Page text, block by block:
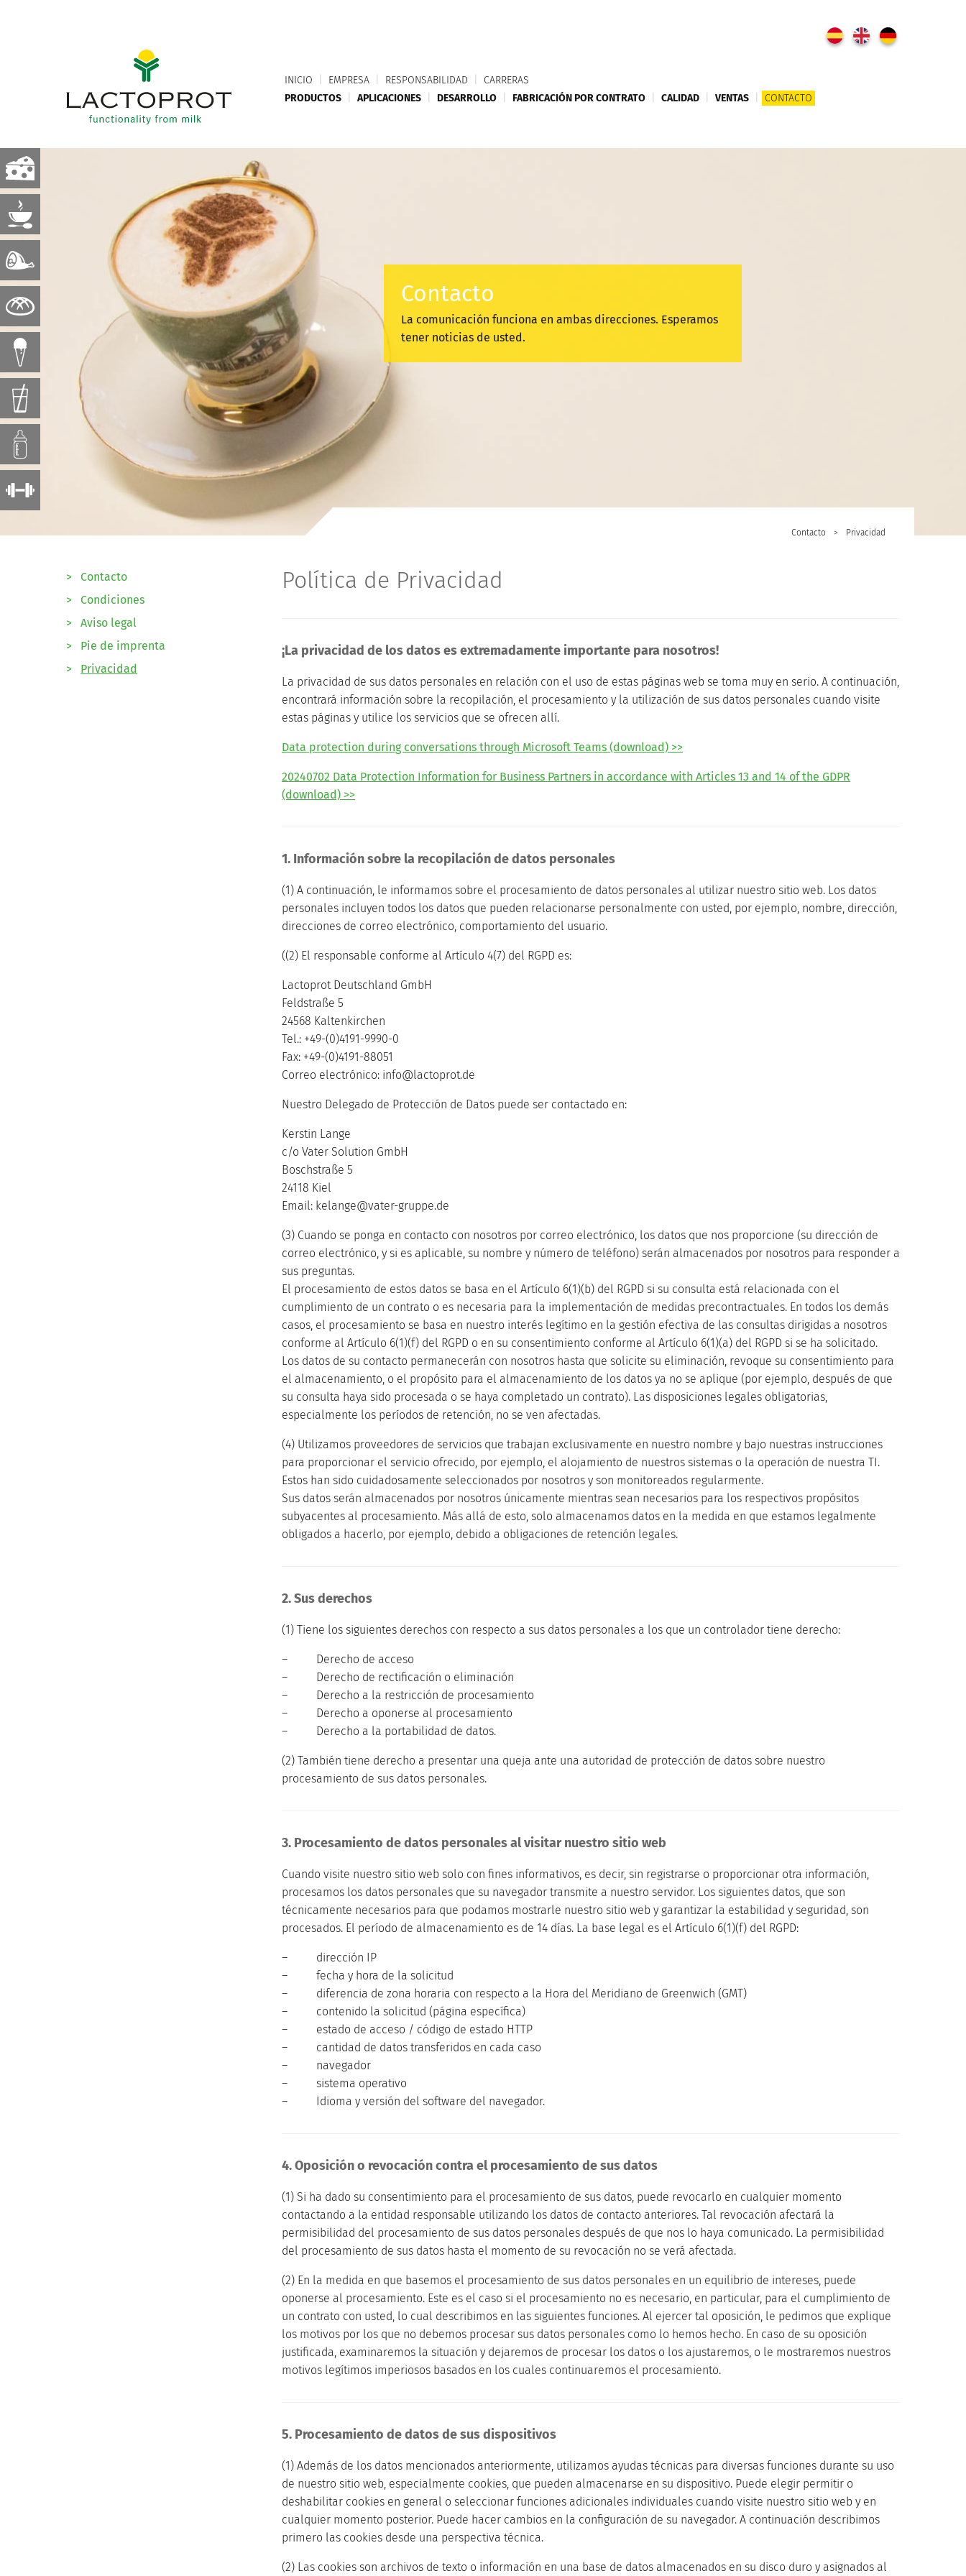
INICIO EMPRESA RESPONSABILIDAD
CARRERAS
PRODUCTOS
APLICACIONES DESARROLLO FABRICACIÓN POR CONTRATO CALIDAD VENTAS CONTACTO
Contacto
La comunicación funciona en ambas direcciones. Esperamos
tener noticias de usted.
Contacto > Privacidad
>
Contacto
>
Condiciones
>
Aviso legal
>
Pie de imprenta
>
Privacidad
Política de Privacidad
¡La privacidad de los datos es extremadamente importante para nosotros!
La privacidad de sus datos personales en relación con el uso de estas páginas web se toma muy en serio. A continuación,
encontrará información sobre la recopilación, el procesamiento y la utilización de sus datos personales cuando visite
estas páginas y utilice los servicios que se ofrecen allí.
Data protection during conversations through Microsoft Teams (download) >>
20240702 Data Protection Information for Business Partners in accordance with Articles 13 and 14 of the GDPR
(download) >>
1. Información sobre la recopilación de datos personales
(1) A continuación, le informamos sobre el procesamiento de datos personales al utilizar nuestro sitio web. Los datos
personales incluyen todos los datos que pueden relacionarse personalmente con usted, por ejemplo, nombre, dirección,
direcciones de correo electrónico, comportamiento del usuario.
((2) El responsable conforme al Artículo 4(7) del RGPD es:
Lactoprot Deutschland GmbH
Feldstraße 5
24568 Kaltenkirchen
Tel.: +49-(0)4191-9990-0
Fax: +49-(0)4191-88051
Correo electrónico: info@lactoprot.de
Nuestro Delegado de Protección de Datos puede ser contactado en:
Kerstin Lange
c/o Vater Solution GmbH
Boschstraße 5
24118 Kiel
Email: kelange@vater-gruppe.de
(3) Cuando se ponga en contacto con nosotros por correo electrónico, los datos que nos proporcione (su dirección de
correo electrónico, y si es aplicable, su nombre y número de teléfono) serán almacenados por nosotros para responder a
sus preguntas.
El procesamiento de estos datos se basa en el Artículo 6(1)(b) del RGPD si su consulta está relacionada con el
cumplimiento de un contrato o es necesaria para la implementación de medidas precontractuales. En todos los demás
casos, el procesamiento se basa en nuestro interés legítimo en la gestión efectiva de las consultas dirigidas a nosotros
conforme al Artículo 6(1)(f) del RGPD o en su consentimiento conforme al Artículo 6(1)(a) del RGPD si se ha solicitado.
Los datos de su contacto permanecerán con nosotros hasta que solicite su eliminación, revoque su consentimiento para
el almacenamiento, o el propósito para el almacenamiento de los datos ya no se aplique (por ejemplo, después de que
su consulta haya sido procesada o se haya completado un contrato). Las disposiciones legales obligatorias,
especialmente los períodos de retención, no se ven afectadas.
(4) Utilizamos proveedores de servicios que trabajan exclusivamente en nuestro nombre y bajo nuestras instrucciones
para proporcionar el servicio ofrecido, por ejemplo, el alojamiento de nuestros sistemas o la operación de nuestra TI.
Estos han sido cuidadosamente seleccionados por nosotros y son monitoreados regularmente.
Sus datos serán almacenados por nosotros únicamente mientras sean necesarios para los respectivos propósitos
subyacentes al procesamiento. Más allá de esto, solo almacenamos datos en la medida en que estamos legalmente
obligados a hacerlo, por ejemplo, debido a obligaciones de retención legales.
2. Sus derechos
(1) Tiene los siguientes derechos con respecto a sus datos personales a los que un controlador tiene derecho:
– Derecho de acceso
– Derecho de rectificación o eliminación
– Derecho a la restricción de procesamiento
– Derecho a oponerse al procesamiento
– Derecho a la portabilidad de datos.
(2) También tiene derecho a presentar una queja ante una autoridad de protección de datos sobre nuestro
procesamiento de sus datos personales.
3. Procesamiento de datos personales al visitar nuestro sitio web
Cuando visite nuestro sitio web solo con fines informativos, es decir, sin registrarse o proporcionar otra información,
procesamos los datos personales que su navegador transmite a nuestro servidor. Los siguientes datos, que son
técnicamente necesarios para que podamos mostrarle nuestro sitio web y garantizar la estabilidad y seguridad, son
procesados. El período de almacenamiento es de 14 días. La base legal es el Artículo 6(1)(f) del RGPD:
– dirección IP
– fecha y hora de la solicitud
– diferencia de zona horaria con respecto a la Hora del Meridiano de Greenwich (GMT)
– contenido la solicitud (página específica)
– estado de acceso / código de estado HTTP
– cantidad de datos transferidos en cada caso
– navegador
– sistema operativo
– Idioma y versión del software del navegador.
4. Oposición o revocación contra el procesamiento de sus datos
(1) Si ha dado su consentimiento para el procesamiento de sus datos, puede revocarlo en cualquier momento
contactando a la entidad responsable utilizando los datos de contacto anteriores. Tal revocación afectará la
permisibilidad del procesamiento de sus datos personales después de que nos lo haya comunicado. La permisibilidad
del procesamiento de sus datos hasta el momento de su revocación no se verá afectada.
(2) En la medida en que basemos el procesamiento de sus datos personales en un equilibrio de intereses, puede
oponerse al procesamiento. Este es el caso si el procesamiento no es necesario, en particular, para el cumplimiento de
un contrato con usted, lo cual describimos en las siguientes funciones. Al ejercer tal oposición, le pedimos que explique
los motivos por los que no debemos procesar sus datos personales como lo hemos hecho. En caso de su oposición
justificada, examinaremos la situación y dejaremos de procesar los datos o los ajustaremos, o le mostraremos nuestros
motivos legítimos imperiosos basados en los cuales continuaremos el procesamiento.
5. Procesamiento de datos de sus dispositivos
(1) Además de los datos mencionados anteriormente, utilizamos ayudas técnicas para diversas funciones durante su uso
de nuestro sitio web, especialmente cookies, que pueden almacenarse en su dispositivo. Puede elegir permitir o
deshabilitar cookies en general o seleccionar funciones adicionales individuales cuando visite nuestro sitio web y en
cualquier momento posterior. Puede hacer cambios en la configuración de su navegador. A continuación describimos
primero las cookies desde una perspectiva técnica.
(2) Las cookies son archivos de texto o información en una base de datos almacenados en su disco duro y asignados al